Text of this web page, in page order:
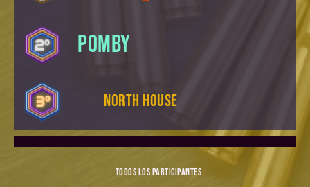
POMBY
NORTH HOUSE
TODOS LOS PARTICIPANTES